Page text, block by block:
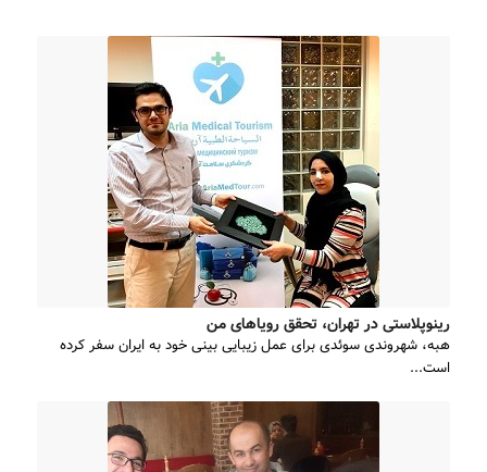
رینوپلاستی در تهران، تحقق رویاهای من
هبه، شهروندی سوئدی برای عمل زیبایی بینی خود به ایران سفر کرده
است...